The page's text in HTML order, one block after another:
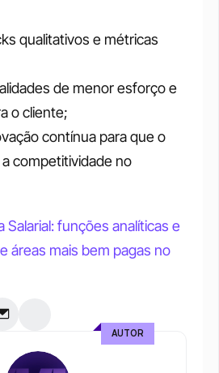
qualitativos e métricas
de menor esforço e
o cliente;
contínua para que o
competitividade no
Salarial: funções analíticas e
áreas mais bem pagas no
AUTOR